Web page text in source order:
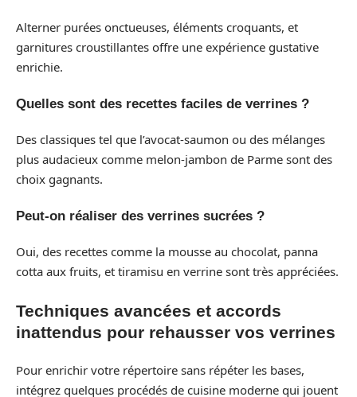
Alterner purées onctueuses, éléments croquants, et
garnitures croustillantes offre une expérience gustative
enrichie.
Quelles sont des recettes faciles de verrines ?
Des classiques tel que l’avocat-saumon ou des mélanges
plus audacieux comme melon-jambon de Parme sont des
choix gagnants.
Peut-on réaliser des verrines sucrées ?
Oui, des recettes comme la mousse au chocolat, panna
cotta aux fruits, et tiramisu en verrine sont très appréciées.
Techniques avancées et accords
inattendus pour rehausser vos verrines
Pour enrichir votre répertoire sans répéter les bases,
intégrez quelques procédés de cuisine moderne qui jouent